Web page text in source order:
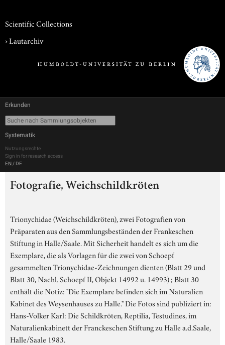
Scientific Collections
›Lautarchiv
Erkunden
Systematik
Nutzungsrechte
Sign in for research access
EN / DE
Fotografie, Weichschildkröten
Trionychidae (Weichschildkröten), zwei Fotografien von
Präparaten aus den Sammlungsbeständen der Frankeschen
Stiftung in Halle/Saale. Mit Sicherheit handelt es sich um die
Exemplare, die als Vorlagen für die zwei von Schoepf
gesammelten Trionychidae-Zeichnungen dienten (Blatt 29 und
Blatt 30, Nachl. Schoepf II, Objekt 14992 u. 14993) ; Blatt 30
enthält die Notiz: "Die Exemplare befinden sich im Naturalien
Kabinet des Weysenhauses zu Halle." Die Fotos sind publiziert in:
Hans-Volker Karl: Die Schildkröten, Reptilia, Testudines, im
Naturalienkabinett der Franckeschen Stiftung zu Halle a.d.Saale,
Halle/Saale 1983.